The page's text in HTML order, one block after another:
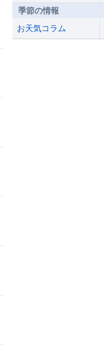
季節の情報
お天気コラム